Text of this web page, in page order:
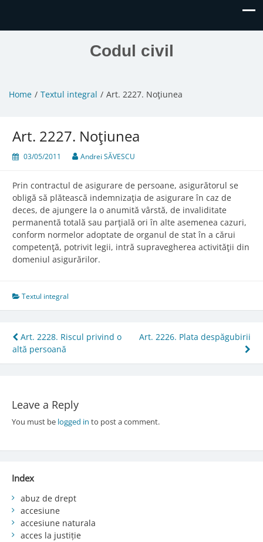
Codul civil
Home Textul integral Art. 2227. Noţiunea
Art. 2227. Noţiunea
03/05/2011 Andrei SĂVESCU
Prin contractul de asigurare de persoane, asigurătorul se
obligă să plătească indemnizaţia de asigurare în caz de
deces, de ajungere la o anumită vârstă, de invaliditate
permanentă totală sau parţială ori în alte asemenea cazuri,
conform normelor adoptate de organul de stat în a cărui
competenţă, potrivit legii, intră supravegherea activităţii din
domeniul asigurărilor.
Textul integral
Post
navigation
Art. 2228. Riscul privind o
altă persoană
Art. 2226. Plata despăgubirii
Leave a Reply
You must be logged in to post a comment.
Index
abuz de drept
accesiune
accesiune naturala
acces la justiție